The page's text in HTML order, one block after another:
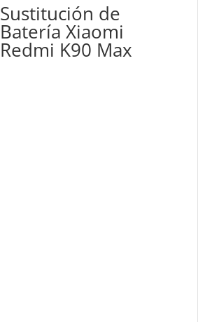
Sustitución de
Batería Xiaomi
Redmi K90 Max